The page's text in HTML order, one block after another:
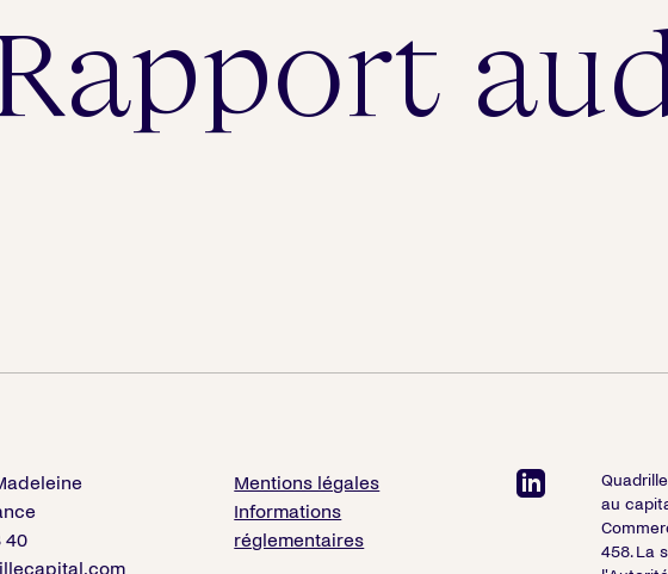
40
Mentions légales
Informations
réglementaires
au
458. La